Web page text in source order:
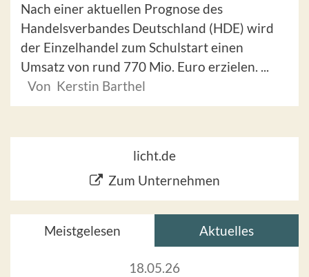
Nach einer aktuellen Prognose des
Handelsverbandes Deutschland (HDE) wird
der Einzelhandel zum Schulstart einen
Umsatz von rund 770 Mio. Euro erzielen. ...
Von Kerstin Barthel
licht.de
Zum Unternehmen
Meistgelesen Aktuelles
18.05.26